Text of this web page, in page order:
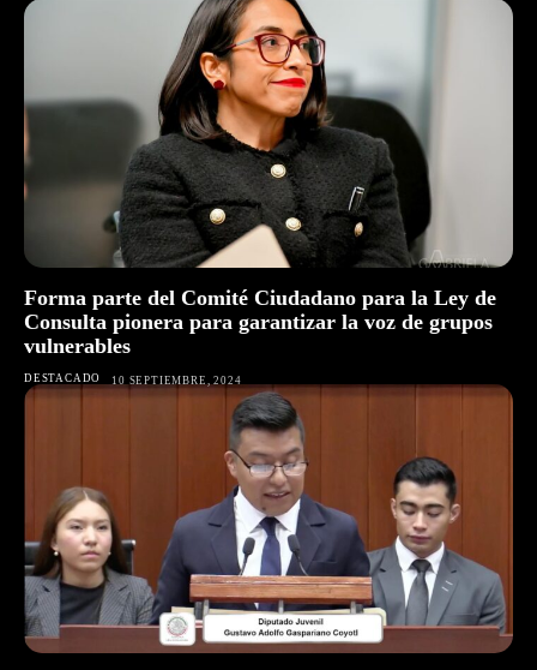
Forma parte del Comité Ciudadano para la Ley de
Consulta pionera para garantizar la voz de grupos
vulnerables
DESTACADO 10 SEPTIEMBRE, 2024